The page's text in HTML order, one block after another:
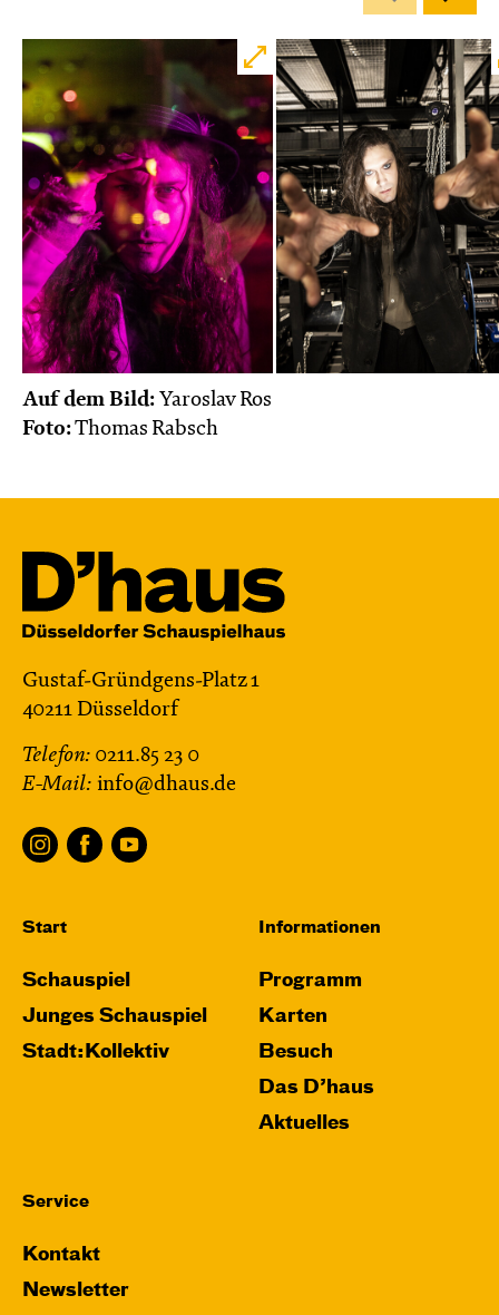
Auf dem Bild: Yaroslav Ros
Foto:Thomas Rabsch
Gustaf-Gründgens-Platz 1
40211 Düsseldorf
Telefon: 0211.85 23 0
E-Mail: info@dhaus.de
Start
Schauspiel
Junges Schauspiel
Stadt:Kollektiv
Informationen
Programm
Karten
Besuch
Das D’haus
Aktuelles
Service
Kontakt
Newsletter